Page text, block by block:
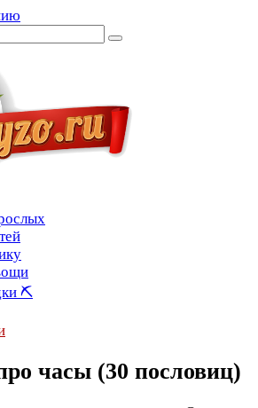
⛏
часы (30 пословиц)